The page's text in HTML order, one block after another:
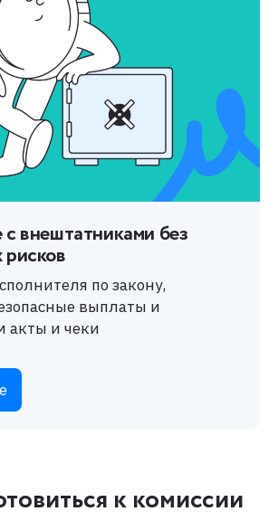
с внештатниками без
по закону,
выплаты и
акты и чеки
к комиссии